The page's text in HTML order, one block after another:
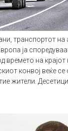
транспортот на
ја
времето на крајот
конвој веќе
жители.